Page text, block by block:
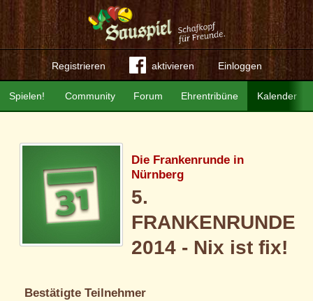
Registrieren aktivieren Einloggen
Community Forum Ehrentribüne Kalender
Spielen!
Die Frankenrunde in
Nürnberg
5.
FRANKENRUNDE
2014 - Nix ist fix!
Bestätigte Teilnehmer